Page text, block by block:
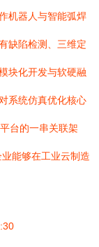
机器人与智能弧焊
缺陷检测、三维定
块化开发与软硬融
系统仿真优化核心
台的一串关联架
能够在工业云制造